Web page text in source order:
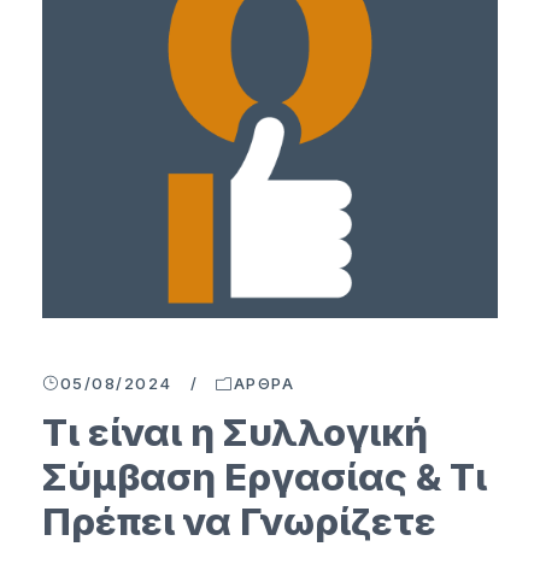
05/08/2024 / ΆΡΘΡΑ
Τι είναι η Συλλογική
Σύμβαση Εργασίας & Τι
Πρέπει να Γνωρίζετε